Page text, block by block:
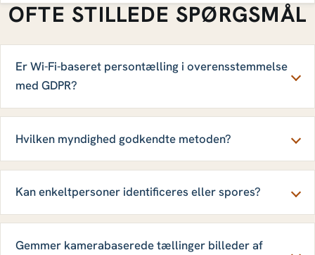
OFTE STILLEDE SPØRGSMÅL
Er Wi-Fi-baseret persontælling i overensstemmelse
med GDPR?
Hvilken myndighed godkendte metoden?
Kan enkeltpersoner identificeres eller spores?
Gemmer kamerabaserede tællinger billeder af